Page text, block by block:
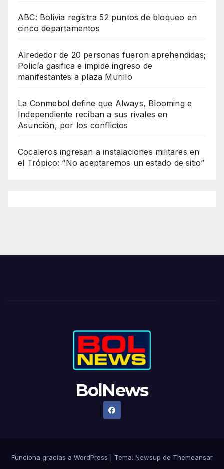
ABC: Bolivia registra 52 puntos de bloqueo en
cinco departamentos
Alrededor de 20 personas fueron aprehendidas;
Policía gasifica e impide ingreso de
manifestantes a plaza Murillo
La Conmebol define que Always, Blooming e
Independiente reciban a sus rivales en
Asunción, por los conflictos
Cocaleros ingresan a instalaciones militares en
el Trópico: “No aceptaremos un estado de sitio”
BolNews
Funciona gracias a WordPress Tema: Newsup de Themeansar